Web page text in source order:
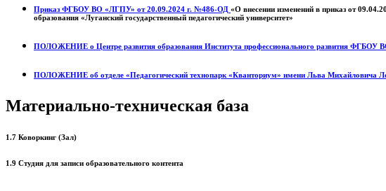
Приказ ФГБОУ ВО «ЛГПУ» от 20.09.2024 г. №486-ОД «О внесении изменений в приказ от
образования «Луганский государственный педагогический университет»
ПОЛОЖЕНИЕ о Центре развития образования Института профессионального развития ФГБОУ
ПОЛОЖЕНИЕ об отделе «Педагогический технопарк «Кванториум» имени Льва Михайловича
Материально-техническая база
1.7 Коворкинг (Зал)
1.9 Студия для записи образовательного контента